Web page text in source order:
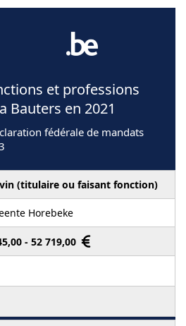
et professions
Bauters en 2021
fédérale de mandats
(titulaire ou faisant fonction)
Horebeke
- 52 719,00